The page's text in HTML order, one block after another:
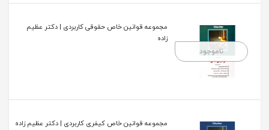
ناموجود
مجموعه قوانین خاص حقوقی کاربردی | دکتر عظیم
زاده
مجموعه قوانین خاص کیفری کاربردی | دکتر عظیم زاده